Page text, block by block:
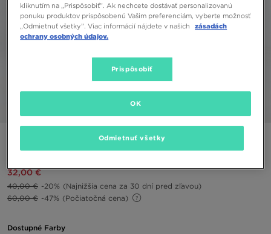
NIKE NOHAVICE W NSW PHNX FLC HR STD
32,00 €
40,00 € -20%
(Najnižšia cena za 30 dní pred zľavou)
60,00 € -47% (Počiatočná cena)
Dostupné Farby
kliknutím na „Prispôsobiť”. Ak nechcete dostávať personalizovanú
ponuku produktov prispôsobenú Vašim preferenciám, vyberte možnosť
„Odmietnuť všetky”. Viac informácií nájdete v našich
zásadách
ochrany osobných údajov.
Prispôsobiť
Odmietnuť všetky
OK